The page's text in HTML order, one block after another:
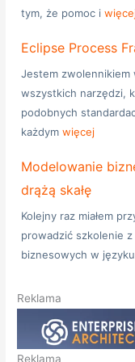
tym, że pomoc i
Eclipse Process
Jestem zwolennikiem
wszystkich narzędzi,
podobnych
każdymwięcej
Modelowanie
drążą skałę
Kolejny raz miałem
prowadzić szkolenie
biznesowych w
Reklama
Reklama